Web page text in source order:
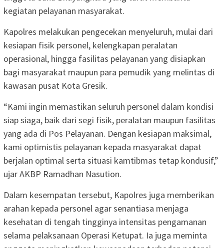
kegiatan pelayanan masyarakat.
Kapolres melakukan pengecekan menyeluruh, mulai dari
kesiapan fisik personel, kelengkapan peralatan
operasional, hingga fasilitas pelayanan yang disiapkan
bagi masyarakat maupun para pemudik yang melintas di
kawasan pusat Kota Gresik.
“Kami ingin memastikan seluruh personel dalam kondisi
siap siaga, baik dari segi fisik, peralatan maupun fasilitas
yang ada di Pos Pelayanan. Dengan kesiapan maksimal,
kami optimistis pelayanan kepada masyarakat dapat
berjalan optimal serta situasi kamtibmas tetap kondusif,”
ujar AKBP Ramadhan Nasution.
Dalam kesempatan tersebut, Kapolres juga memberikan
arahan kepada personel agar senantiasa menjaga
kesehatan di tengah tingginya intensitas pengamanan
selama pelaksanaan Operasi Ketupat. Ia juga meminta